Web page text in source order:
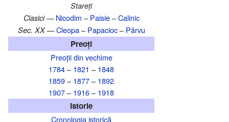
Stareți
Clasici — Nicodim – Paisie–Calinic
Sec. XX — Cleopa– Papacioc– Pârvu
Preoți
Preoții din vechime
1784– 1821 – 1848
1859– 1877– 1892
1907– 1916– 1918
Istorie
Cronologia istorică